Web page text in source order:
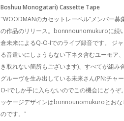
Boshuu Monogatari) Cassette Tape
"WOODMANのカセットレーベル”メンバー募
の作品のリリース。bonnnounomukuroに続
倉未来によるQ-O-Iでのライブ録音です。 ジ
る音遣いにしょうもない下ネタ含むユーモア
き取れない箇所もございます)、すべてが組み
グルーヴを生み出している未来さん(PN:チャ
O-Iでしか手に入らないのでこの機会にどうぞ
ッケージデザインはbonnounomukuroとおな
のです。"